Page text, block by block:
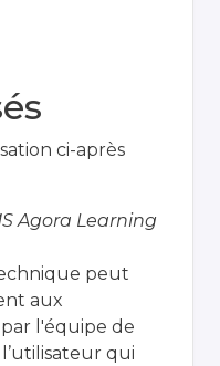
ci-après
Agora Learning
peut
aux
l'équipe de
qui